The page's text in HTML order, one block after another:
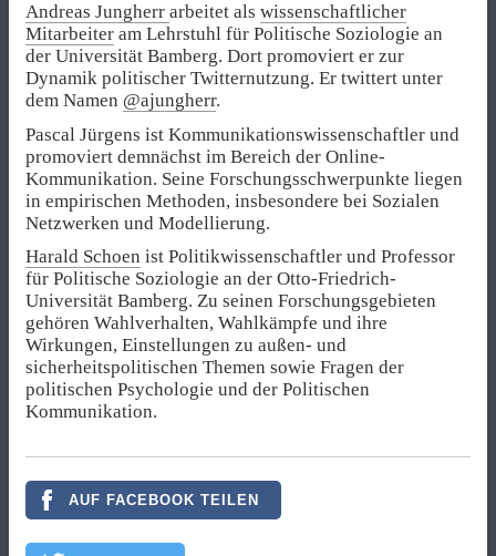
Andreas Jungherr arbeitet als wissenschaftlicher
Mitarbeiter am Lehrstuhl für Politische Soziologie an
der Universität Bamberg. Dort promoviert er zur
Dynamik politischer Twitternutzung. Er twittert unter
dem Namen @ajungherr.
Pascal Jürgens ist Kommunikationswissenschaftler und
promoviert demnächst im Bereich der Online-
Kommunikation. Seine Forschungsschwerpunkte liegen
in empirischen Methoden, insbesondere bei Sozialen
Netzwerken und Modellierung.
Harald Schoen ist Politikwissenschaftler und Professor
für Politische Soziologie an der Otto-Friedrich-
Universität Bamberg. Zu seinen Forschungsgebieten
gehören Wahlverhalten, Wahlkämpfe und ihre
Wirkungen, Einstellungen zu außen- und
sicherheitspolitischen Themen sowie Fragen der
politischen Psychologie und der Politischen
Kommunikation.
AUF FACEBOOK TEILEN